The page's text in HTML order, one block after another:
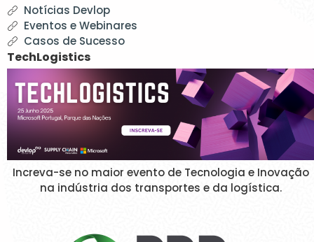
Notícias Devlop
Eventos e Webinares
Casos de Sucesso
TechLogistics
Increva-se no maior evento de Tecnologia e Inovação
na indústria dos transportes e da logística.